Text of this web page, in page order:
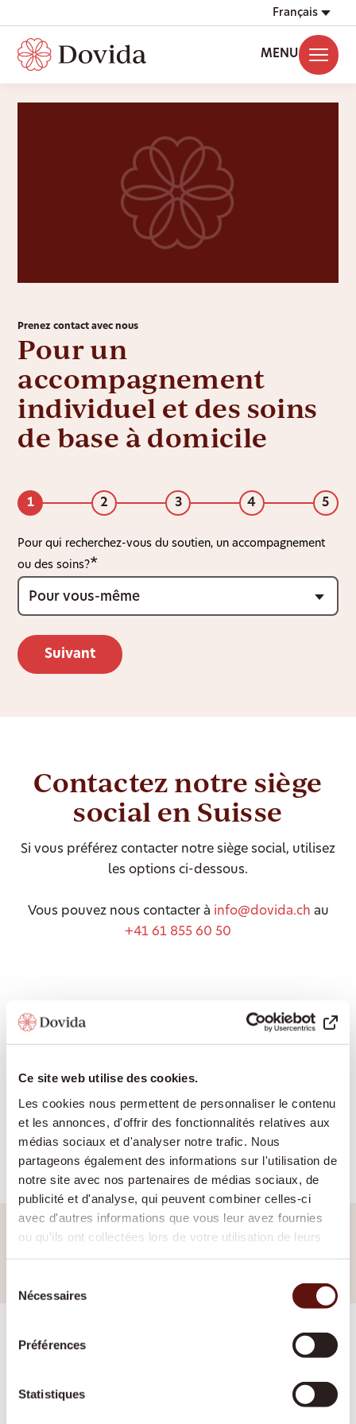
Ce site web utilise des cookies.
Les cookies nous permettent de personnaliser le contenu
et les annonces, d'offrir des fonctionnalités relatives aux
médias sociaux et d'analyser notre trafic. Nous
partageons également des informations sur l'utilisation de
notre site avec nos partenaires de médias sociaux, de
publicité et d'analyse, qui peuvent combiner celles-ci
avec d'autres informations que vous leur avez fournies
ou qu'ils ont collectées lors de votre utilisation de leurs
Nécessaires
Préférences
Statistiques
Français
MENU
Prenez contact avec nous
Pour un
accompagnement
individuel et des soins
de base à domicile
1 2 3 4 5
Pour qui recherchez-vous du soutien, un accompagnement
ou des soins?
Contactez notre siège
social en Suisse
Si vous préférez contacter notre siège social, utilisez
les options ci-dessous.
Vous pouvez nous contacter à info@dovida.ch au
+41 61 855 60 50
Vous êtes la recherche
d’un emploi qui fait la
différence?
Rejoignez notre équipe de professionnels qui font la
différence dans la vie des personnes dans toute la
Suisse.
Rejoindre notre équipe
Comment ça marche